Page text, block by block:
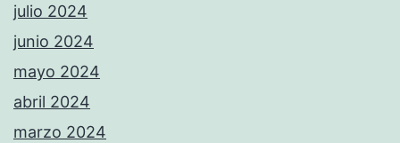
julio 2024
junio 2024
mayo 2024
abril 2024
marzo 2024